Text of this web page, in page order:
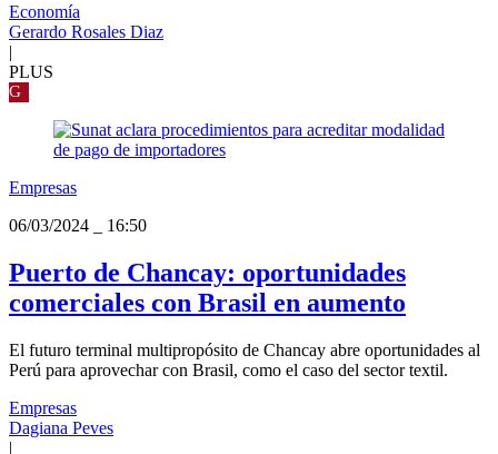
Economía
Gerardo Rosales Diaz
|
PLUS
G
Empresas
06/03/2024
16:50
Puerto de Chancay: oportunidades
comerciales con Brasil en aumento
El futuro terminal multipropósito de Chancay abre oportunidades al
Perú para aprovechar con Brasil, como el caso del sector textil.
Empresas
Dagiana Peves
|